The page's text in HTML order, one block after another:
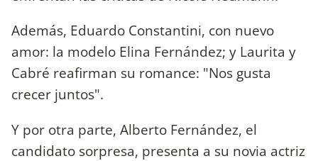
Además, Eduardo Constantini, con nuevo
amor: la modelo Elina Fernández; y Laurita y
Cabré reafirman su romance: "Nos gusta
crecer juntos".
Y por otra parte, Alberto Fernández, el
candidato sorpresa, presenta a su novia actriz